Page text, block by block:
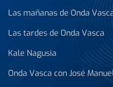
Las mañanas de Onda
Las tardes de Onda Vasca
Kale Nagusia
Onda Vasca con José